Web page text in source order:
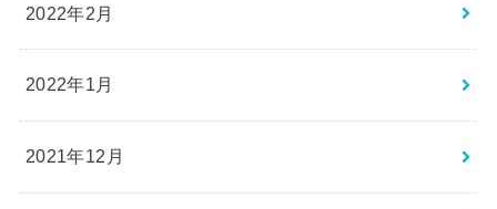
2022年2月
2022年1月
2021年12月